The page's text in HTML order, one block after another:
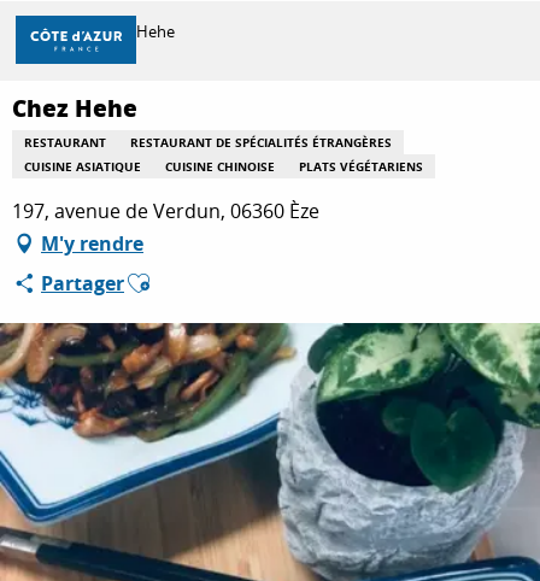
Aller
contenu
principal
DÉCOUVRIR
À FAIRE
SÉJOURNER
Accueil Chez Hehe
Chez Hehe
RESTAURANT
RESTAURANT DE SPÉCIALITÉS ÉTRANGÈRES
CUISINE ASIATIQUE
CUISINE CHINOISE PLATS VÉGÉTARIENS
197, avenue de Verdun, 06360 Èze
M'y rendre
PartagerAjouter aux favoris